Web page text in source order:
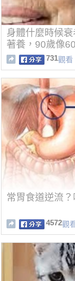
身體什麼時候
著養，90歲像
731觀看
常胃食道逆流
4572觀